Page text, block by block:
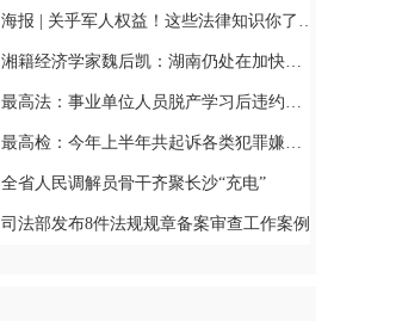
海报 | 关乎军人权益！这些法律知识你了解吗？
湘籍经济学家魏后凯：湖南仍处在加快发展的过程中
最高法：事业单位人员脱产学习后违约离职需担责
最高检：今年上半年共起诉各类犯罪嫌疑人60.3万人
全省人民调解员骨干齐聚长沙“充电”
司法部发布8件法规规章备案审查工作案例